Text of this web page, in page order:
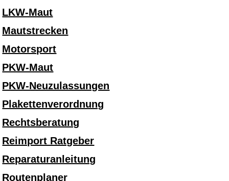
LKW-Maut
Mautstrecken
Motorsport
PKW-Maut
PKW-Neuzulassungen
Plakettenverordnung
Rechtsberatung
Reimport Ratgeber
Reparaturanleitung
Routenplaner